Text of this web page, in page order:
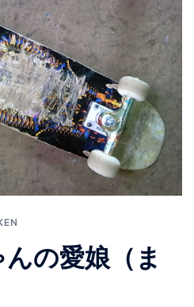
の愛娘（ま